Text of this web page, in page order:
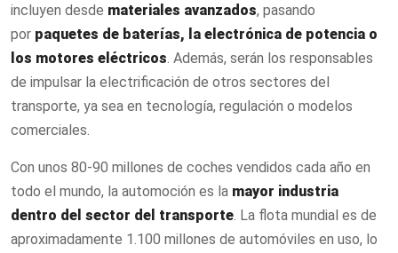
incluyen desde materiales avanzados, pasando
por paquetes de baterías, la electrónica de potencia o
los motores eléctricos. Además, serán los responsables
de impulsar la electrificación de otros sectores del
transporte, ya sea en tecnología, regulación o modelos
comerciales.
Con unos 80-90 millones de coches vendidos cada año en
todo el mundo, la automoción es la mayor industria
dentro del sector del transporte. La flota mundial es de
aproximadamente 1.100 millones de automóviles en uso, lo